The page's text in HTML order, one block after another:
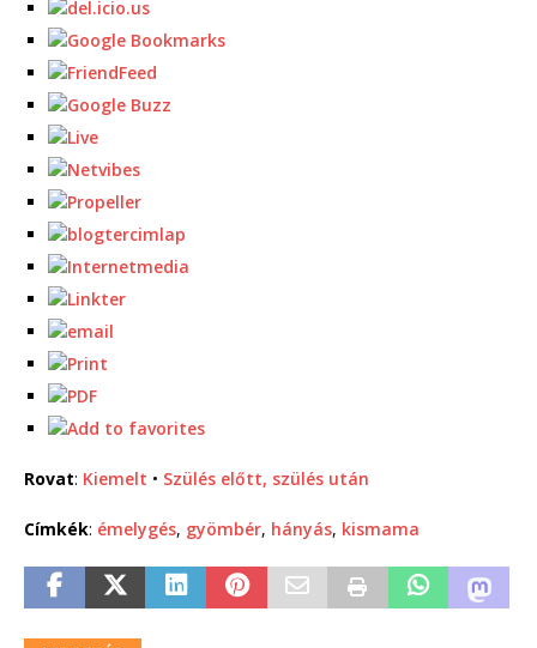
Rovat: Kiemelt • Szülés előtt, szülés után
Címkék: émelygés, gyömbér, hányás, kismama